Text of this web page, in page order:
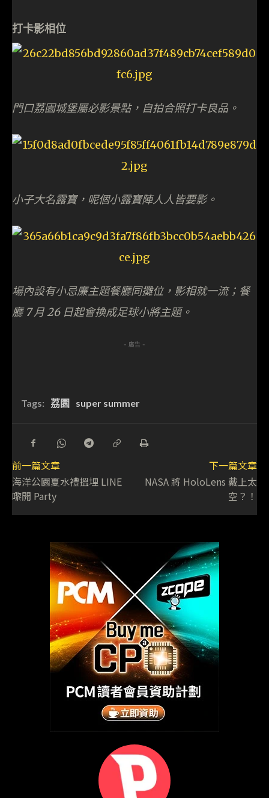
打卡影相位
門口荔園城堡屬必影景點，自拍合照打卡良品。
小子大名露寶，呢個小露寶陣人人皆要影。
場內設有小忌廉主題餐廳同攤位，影相就一流；餐
廳 7 月 26 日起會換成足球小將主題。
- 廣告 -
Tags: 荔園 super summer
前一篇文章
海洋公園夏水禮搵埋 LINE
嚟開 Party
下一篇文章
NASA 將 HoloLens 戴上太
空？！